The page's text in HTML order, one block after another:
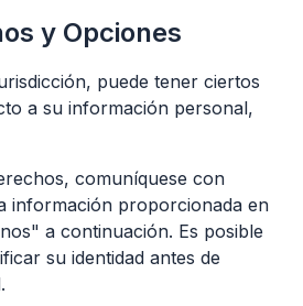
y Opciones
puede tener ciertos
a su información personal,
comuníquese con
información proporcionada en
a continuación. Es posible
su identidad antes de